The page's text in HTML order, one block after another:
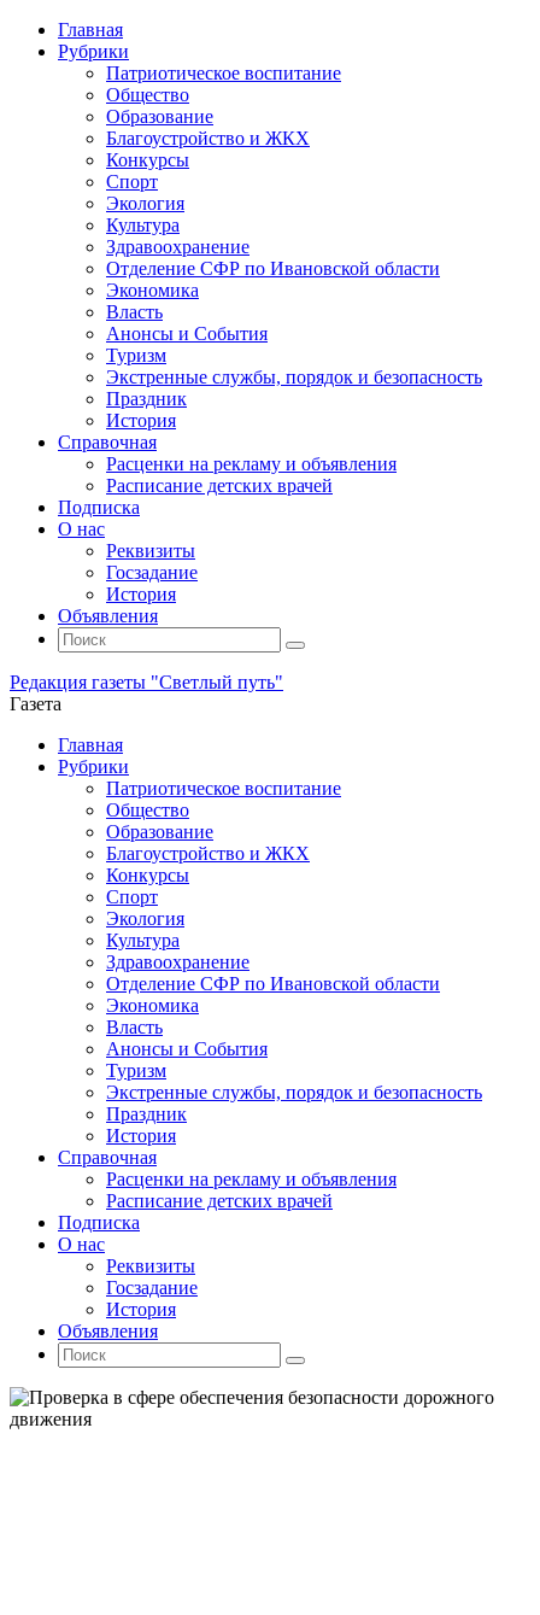
Главная
Рубрики
Патриотическое воспитание
Общество
Образование
Благоустройство и ЖКХ
Конкурсы
Спорт
Экология
Культура
Здравоохранение
Отделение СФР по Ивановской области
Экономика
Власть
Анонсы и События
Туризм
Экстренные службы, порядок и безопасность
Праздник
История
Справочная
Расценки на рекламу и объявления
Расписание детских врачей
Подписка
О нас
Реквизиты
Госзадание
История
Объявления
Поиск
Искать:
Поиск
Редакция газеты "Светлый путь"
Газета
Промотать
содержимому
Главная
Рубрики
Патриотическое воспитание
Общество
Образование
Благоустройство и ЖКХ
Конкурсы
Спорт
Экология
Культура
Здравоохранение
Отделение СФР по Ивановской области
Экономика
Власть
Анонсы и События
Туризм
Экстренные службы, порядок и безопасность
Праздник
История
Справочная
Расценки на рекламу и объявления
Расписание детских врачей
Подписка
О нас
Реквизиты
Госзадание
История
Объявления
Поиск
Искать:
Поиск